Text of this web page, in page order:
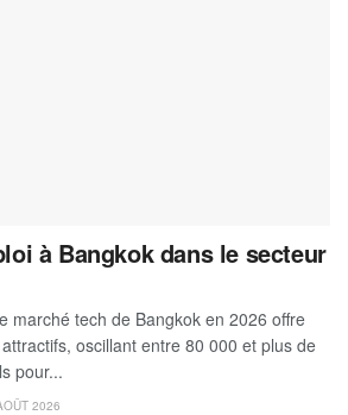
à Bangkok dans le secteur
marché tech de Bangkok en 2026 offre
oscillant entre 80 000 et plus de
pour...
2026